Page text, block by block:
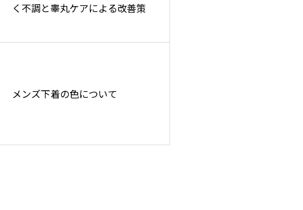
く不調と睾丸ケアによる改善策
メンズ下着の色について